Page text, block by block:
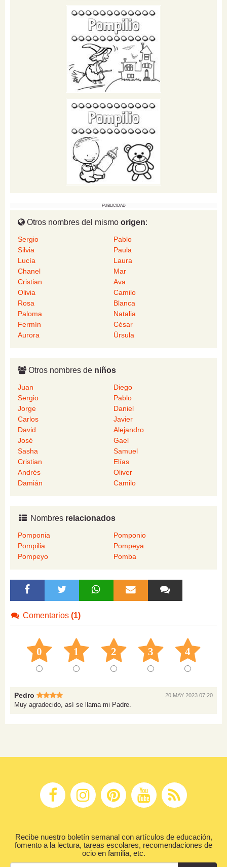
PUBLICIDAD
Otros nombres del mismo origen:
Sergio
Pablo
Silvia
Paula
Lucía
Laura
Chanel
Mar
Cristian
Ava
Olivia
Camilo
Rosa
Blanca
Paloma
Natalia
Fermín
César
Aurora
Úrsula
Otros nombres de niños
Juan
Diego
Sergio
Pablo
Jorge
Daniel
Carlos
Javier
David
Alejandro
José
Gael
Sasha
Samuel
Cristian
Elías
Andrés
Oliver
Damián
Camilo
Nombres relacionados
Pomponia
Pomponio
Pompilia
Pompeya
Pompeyo
Pomba
Comentarios (1)
0 1 2 3 4
20 MAY 2023 07:20
Pedro
Muy agradecido, así se llama mi Padre.
Recibe nuestro boletín semanal con artículos de educación,
fomento a la lectura, tareas escolares, recomendaciones de
ocio en familia, etc.